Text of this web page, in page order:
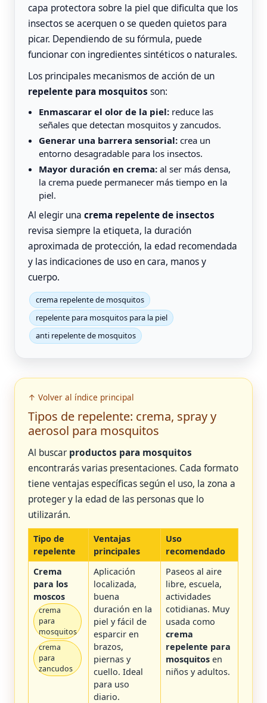
capa protectora sobre la piel que dificulta que los
insectos se acerquen o se queden quietos para
picar. Dependiendo de su fórmula, puede
funcionar con ingredientes sintéticos o naturales.
Los principales mecanismos de acción de un
repelente para mosquitos son:
Enmascarar el olor de la piel:reduce las
señales que detectan mosquitos y zancudos.
Generar una barrera sensorial:crea un
entorno desagradable para los insectos.
Mayor duración en crema:al ser más densa,
la crema puede permanecer más tiempo en la
piel.
Al elegir unacrema repelente de insectos
revisa siempre la etiqueta, la duración
aproximada de protección, la edad recomendada
y las indicaciones de uso en cara, manos y
cuerpo.
crema repelente de mosquitos
repelente para mosquitos para la piel
anti repelente de mosquitos
↑ Volver al índice principal
Tipos de repelente: crema, spray y
aerosol para mosquitos
Al buscar productos para mosquitos
encontrarás varias presentaciones. Cada formato
tiene ventajas específicas según el uso, la zona a
proteger y la edad de las personas que lo
utilizarán.
Tipo de
repelente
Ventajas
principales
Uso
recomendado
Crema
para los
moscos
crema
para
mosquitos
crema
para
zancudos
Aplicación
localizada,
buena
duración en la
piel y fácil de
esparcir en
brazos,
piernas y
cuello. Ideal
para uso
diario.
Paseos al aire
libre, escuela,
actividades
cotidianas. Muy
usada como
crema
repelente para
mosquitos en
niños y adultos.